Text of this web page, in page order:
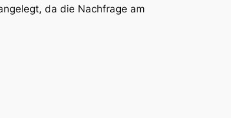
da die Nachfrage am